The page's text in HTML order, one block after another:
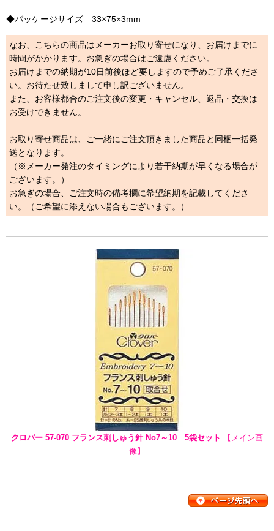
◆パッケージサイズ 33×75×3mm
なお、こちらの商品はメーカーお取り寄せになり、お届けまでに
時間がかかります。お急ぎの場合はご遠慮ください。
お届けまでの納期が10日前後ほど要しますので予めご了承くださ
い。お待たせ致しまして申し訳ございません。
また、お客様都合のご注文後の変更・キャンセル、返品・交換は
お受けできません。
お取り寄せ商品は、ご一緒にご注文頂きました商品と同梱一括発
送となります。
（※メーカー発注のタイミングにより若干納期が早くなる場合が
ございます。）
お急ぎの場合、ご注文時の備考欄に希望納期を記載してくださ
い。（ご希望に添えない場合もございます。）
クロバー 57-070 フランス刺しゅう針 No7～10 5袋セット
【メイン画
像】